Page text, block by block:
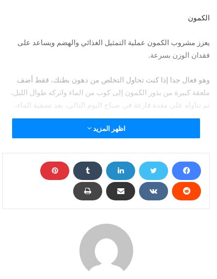
الكمون
يعزز مشروب الكمون عملية التمثيل الغذائي والهضم ويساعد على
فقدان الوزن بسرعة.
وهو فعال جدا إذا كنت تحاول التخلص من دهون بطنك، فقط أضف
ملعقة كبيرة من بذور الكمون إلى كوب من الماء واتركه طوال الليل،
ثم تناوله على معدة فارغة في صباح اليوم التالي، بعد تصفية الماء،
وسوف تفاجأ بالنتائج.
يستخدم الشمر في العديد من العلاجات التقليدية، ويعمل على إزالة
السموم من الجسم، مما يساعد على فقدان الوزن، فقط أضف ملعقة
كبيرة من بذور الشمر إلى كوب من الماء واتركه طوال الليل، ثم قم
هذه التوابل تحفز الهضم وتشجع على امتصاص الطعام، وهذا يجعل
اظهر المزيد